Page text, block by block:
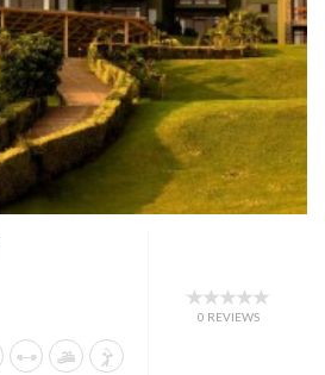
0 REVIEWS